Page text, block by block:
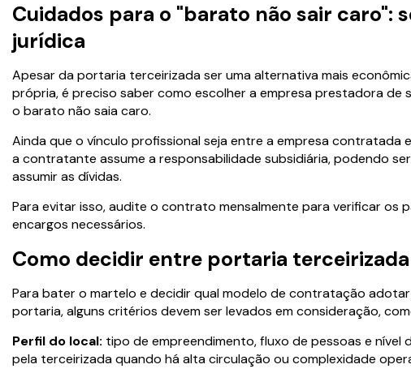
Cuidados para o "barato não sair caro":
jurídica
Apesar da portaria terceirizada ser uma alternativa mais
própria, é preciso saber como escolher a empresa prestadora de
o barato não saia caro.
Ainda que o vínculo profissional seja entre a empresa contratada
a contratante assume a responsabilidade subsidiária, podendo
assumir as dívidas.
Para evitar isso, audite o contrato mensalmente para verificar os
encargos necessários.
Como decidir entre portaria
Para bater o martelo e decidir qual modelo de contratação
portaria, alguns critérios devem ser levados em consideração,
Perfil do local: tipo de empreendimento, fluxo de pessoas e nível
pela terceirizada quando há alta circulação ou complexidade